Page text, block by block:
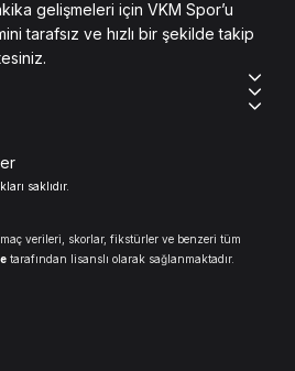
gelişmeleri için VKM Spor’u
tarafsız ve hızlı bir şekilde takip
saklıdır.
verileri, skorlar, fikstürler ve benzeri tüm
tarafından lisanslı olarak sağlanmaktadır.